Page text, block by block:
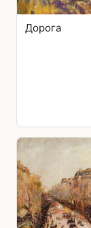
Дорога